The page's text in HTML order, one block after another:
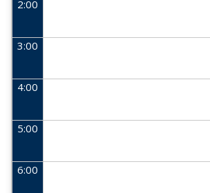
2:00
3:00
4:00
5:00
6:00